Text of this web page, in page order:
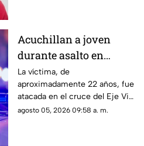
Acuchillan a joven
durante asalto en
estación de transporte
público en Eje Vial
La víctima, de
aproximadamente 22 años, fue
atacada en el cruce del Eje Vial
Juan Gabriel y calzada
agosto 05, 2026 09:58 a. m.